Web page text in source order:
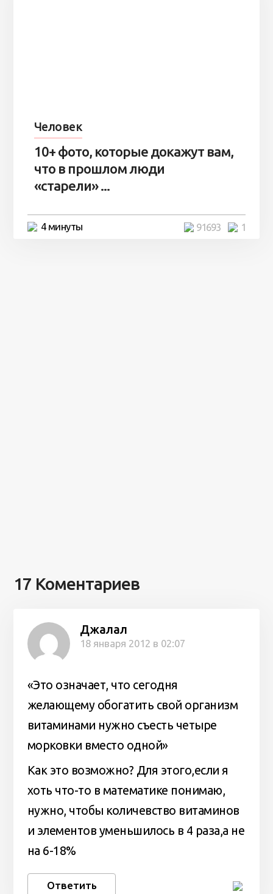
Человек
10+ фото, которые докажут вам,
что в прошлом люди
«старели» ...
4 минуты 1
91693
17 Коментариев
Джалал
18 января 2012 в 02:07
«Это означает, что сегодня
желающему обогатить свой организм
витаминами нужно съесть четыре
морковки вместо одной»
Как это возможно? Для этого,если я
хоть что-то в математике понимаю,
нужно, чтобы количевство витаминов
и элементов уменьшилось в 4 раза,а не
на 6-18%
Ответить